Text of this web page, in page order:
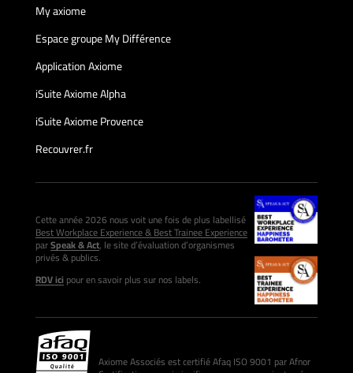
My axiome
Espace groupe My Différence
Application Axiome
iSuite Axiome Alpha
iSuite Axiome Provence
Recouvrer.fr
Cette année 2026 nous voit une fois de plus labellisé
Best Workplace Experience & Best Trainee Experience
parSpeak & Act, le site d’évaluation d’organismes
privés & publics.
RDV icipour en savoir plus sur nos labels.
Axiome Associés est certifié Afaq ISO 9001 par Afnor